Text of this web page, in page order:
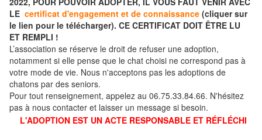
LE certificat d'engagement et de connaissance (cliquer sur
le lien pour le télécharger). CE CERTIFICAT DOIT ÊTRE LU
ET REMPLI !
L’association se réserve le droit de refuser une adoption,
notamment si elle pense que le chat choisi ne correspond pas à
votre mode de vie. Nous n'acceptons pas les adoptions de
chatons par des seniors.
Pour tout renseignement, appelez au 06.75.33.84.66. N'hésitez
pas à nous contacter et laisser un message si besoin.
L'ADOPTION EST UN ACTE RESPONSABLE ET RÉFLÉCHI